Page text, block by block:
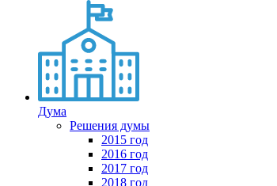
Дума
Решения думы
2015 год
2016 год
2017 год
2018 год